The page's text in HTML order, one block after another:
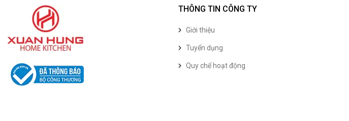
THÔNG TIN CÔNG TY
Giới thiệu
Tuyển dụng
Quy chế hoạt động